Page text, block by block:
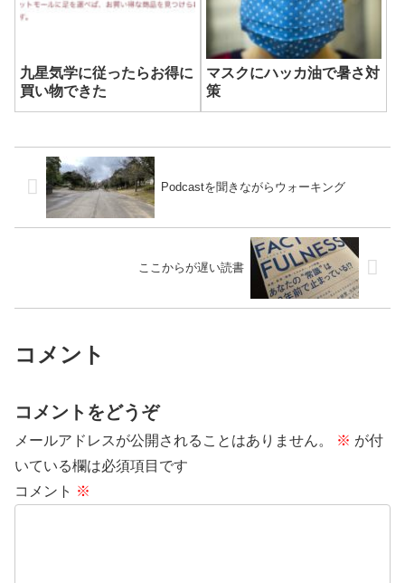
九星気学に従ったらお得に
買い物できた
マスクにハッカ油で暑さ対
策
Podcastを聞きながらウォーキング
ここからが遅い読書
コメント
コメントをどうぞ
メールアドレスが公開されることはありません。 ※ が付
いている欄は必須項目です
コメント ※